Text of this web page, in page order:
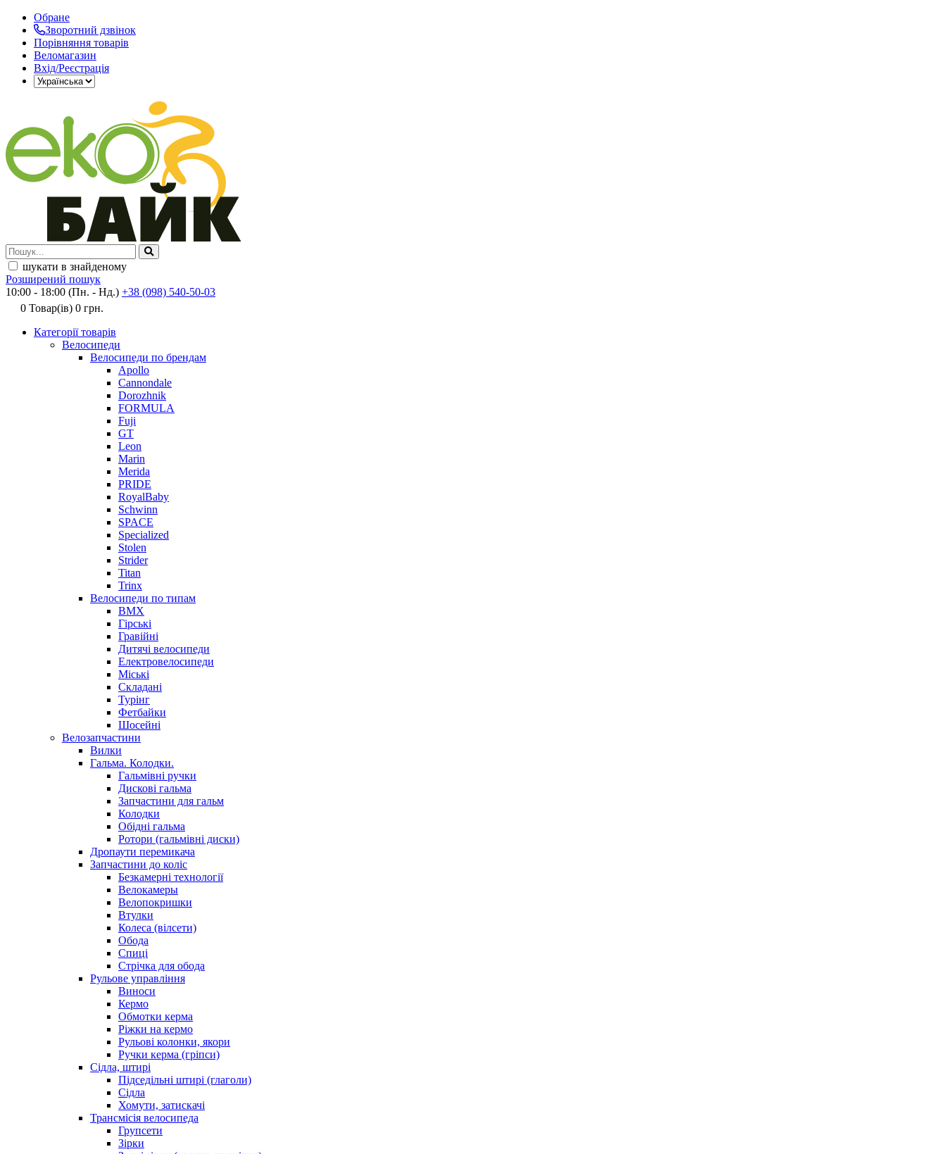
Обране
Зворотний дзвінок
Порівняння товарів
Веломагазин
Вхід/Реєстрація
шукати в знайденому
Розширений пошук
10:00 - 18:00 (Пн. - Нд.) +38 (098) 540-50-03
0 Товар(ів) 0 грн.
Категорії товарів
Велосипеди
Велосипеди по брендам
Apollo
Cannondale
Dorozhnik
FORMULA
Fuji
GT
Leon
Marin
Merida
PRIDE
RoyalBaby
Schwinn
SPACE
Specialized
Stolen
Strider
Titan
Trinx
Велосипеди по типам
BMX
Гірські
Гравійні
Дитячі велосипеди
Електровелосипеди
Міські
Складані
Турінг
Фетбайки
Шосейні
Велозапчастини
Вилки
Гальма. Колодки.
Гальмівні ручки
Дискові гальма
Запчастини для гальм
Колодки
Обідні гальма
Ротори (гальмівні диски)
Дропаути перемикача
Запчастини до коліс
Безкамерні технології
Велокамеры
Велопокришки
Втулки
Колеса (вілсети)
Обода
Спиці
Стрічка для обода
Рульове управління
Виноси
Кермо
Обмотки керма
Ріжки на кермо
Рульові колонки, якори
Ручки керма (гріпси)
Сідла, штирі
Підседільні штирі (глаголи)
Сідла
Хомути, затискачі
Трансмісія велосипеда
Групсети
Зірки